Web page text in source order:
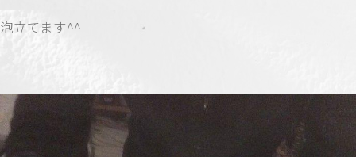
泡立てます^^